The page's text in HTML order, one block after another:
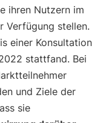
ihren Nutzern im
Verfügung stellen.
einer Konsultation
stattfand. Bei
und Ziele der
sie